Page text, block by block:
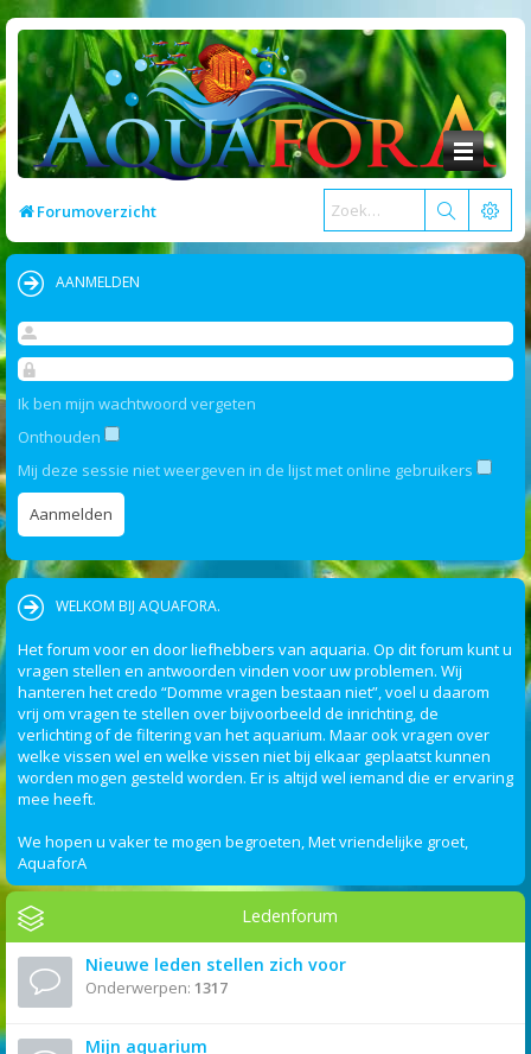
Forumoverzicht
AANMELDEN
Ik ben mijn wachtwoord vergeten
Onthouden
Mij deze sessie niet weergeven in de lijst met online gebruikers
WELKOM BIJ AQUAFORA.
Het forum voor en door liefhebbers van aquaria. Op dit forum kunt u
vragen stellen en antwoorden vinden voor uw problemen. Wij
hanteren het credo “Domme vragen bestaan niet”, voel u daarom
vrij om vragen te stellen over bijvoorbeeld de inrichting, de
verlichting of de filtering van het aquarium. Maar ook vragen over
welke vissen wel en welke vissen niet bij elkaar geplaatst kunnen
worden mogen gesteld worden. Er is altijd wel iemand die er ervaring
mee heeft.
We hopen u vaker te mogen begroeten, Met vriendelijke groet,
AquaforA
Ledenforum
Nieuwe leden stellen zich voor
Onderwerpen: 1317
Mijn aquarium